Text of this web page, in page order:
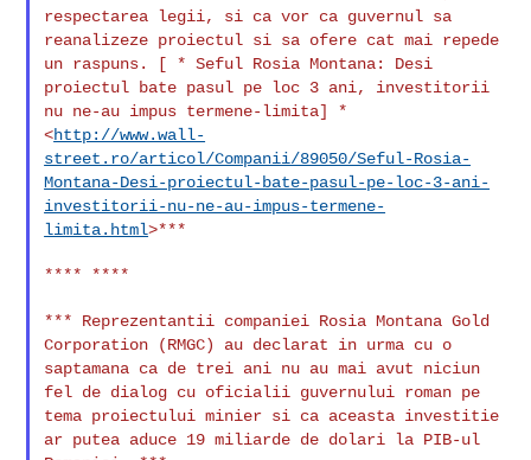
respectarea legii, si ca vor ca guvernul sa
reanalizeze proiectul si sa ofere cat mai repede
un raspuns. [ * Seful RosiaMontana: Desi
proiectul bate pasul pe loc 3 ani, investitorii
nu ne-au impus termene-limita] *
<http://www.wall-
street.ro/articol/Companii/89050/Seful-Rosia-
Montana-Desi-proiectul-bate-pasul-pe-loc-3-ani-
investitorii-nu-ne-au-impus-termene-
limita.html>***
**** ****
*** Reprezentantii companiei Rosia Montana Gold
Corporation (RMGC) au declarat in urma cu o
saptamana ca de trei ani nu au mai avut niciun
fel de dialog cu oficialii guvernului roman pe
tema proiectului minier si ca aceasta investitie
ar putea aduce 19 miliarde de dolari la PIB-ul